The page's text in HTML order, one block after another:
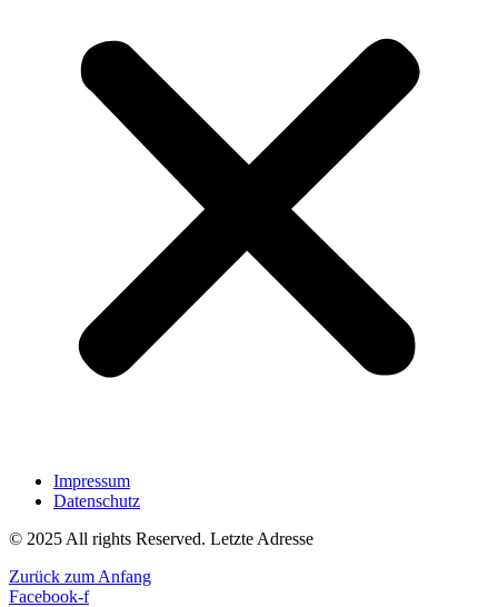
Impressum
Datenschutz
© 2025 All rights Reserved. Letzte Adresse
Zurück zum Anfang
Facebook-f